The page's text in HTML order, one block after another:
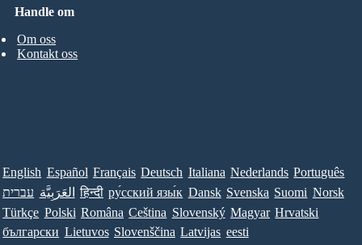
Handle om
Om oss
Kontakt oss
English Español Français Deutsch Italiana Nederlands Português
עברית العَرَبِيَّة हिन्दी ру́сский язы́к Dansk Svenska Suomi Norsk
Türkçe Polski Româna Ceština Slovenský Magyar Hrvatski
български Lietuvos Slovenščina Latvijas eesti